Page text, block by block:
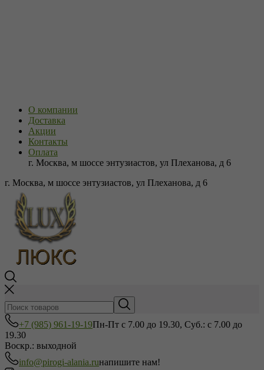
О компании
Доставка
Акции
Контакты
Оплата
г. Москва, м шоссе энтузиастов, ул Плеханова, д 6
г. Москва, м шоссе энтузиастов, ул Плеханова, д 6
+7 (985) 961-19-19Пн-Пт с 7.00 до 19.30, Суб.: с 7.00 до
19.30
Воскр.: выходной
info@pirogi-alania.ruнапишите нам!